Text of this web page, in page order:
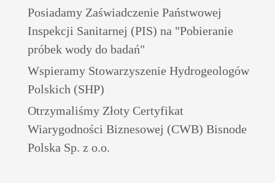
Posiadamy Zaświadczenie Państwowej
Inspekcji Sanitarnej (PIS) na "Pobieranie
próbek wody do badań"
Wspieramy Stowarzyszenie Hydrogeologów
Polskich (SHP)
Otrzymaliśmy Złoty Certyfikat
Wiarygodności Biznesowej (CWB) Bisnode
Polska Sp. z o.o.